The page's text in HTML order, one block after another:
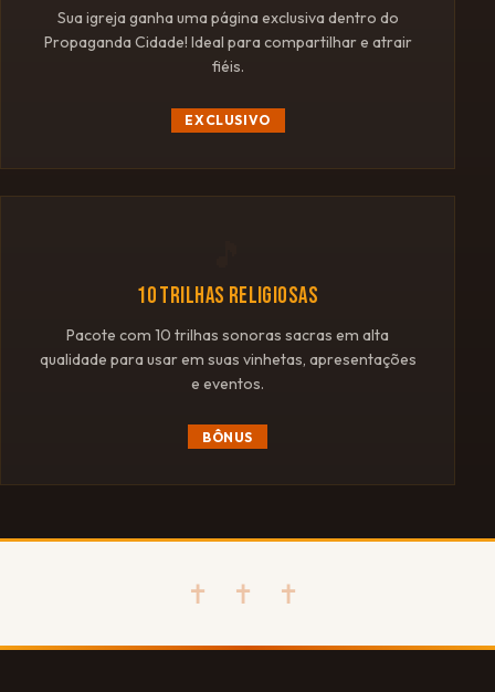
Sua igreja ganha uma página exclusiva dentro do
Propaganda Cidade! Ideal para compartilhar e atrair
fiéis.
EXCLUSIVO
10 TRILHAS RELIGIOSAS
Pacote com 10 trilhas sonoras sacras em alta
qualidade para usar em suas vinhetas, apresentações
e eventos.
BÔNUS
✝ ✝ ✝